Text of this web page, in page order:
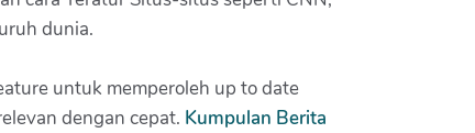
dunia.
untuk memperoleh up to date
dengan cepat. Kumpulan Berita